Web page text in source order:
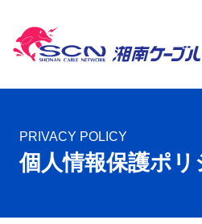
新規加入
ご検討中の方
PRIVACY POLICY
個人情報保護ポリ